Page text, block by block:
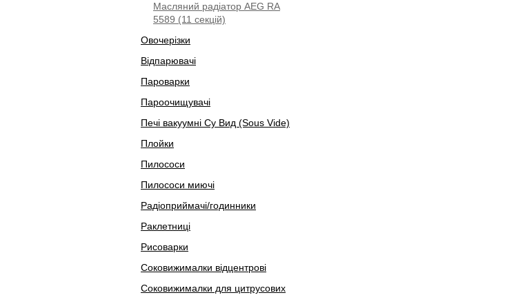
Масляний радіатор AEG RA
5589 (11 секцій)
Овочерізки
Відпарювачі
Пароварки
Пароочищувачі
Печі вакуумні Су Вид (Sous Vide)
Плойки
Пилососи
Пилососи миючі
Радіоприймачі/годинники
Раклетниці
Рисоварки
Соковижималки відцентрові
Соковижималки для цитрусових